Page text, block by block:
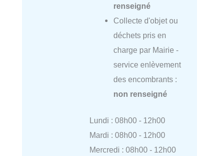
renseigné
Collecte d'objet ou
déchets pris en
charge par Mairie -
service enlèvement
des encombrants :
non renseigné
Lundi : 08h00 - 12h00
Mardi : 08h00 - 12h00
Mercredi : 08h00 - 12h00